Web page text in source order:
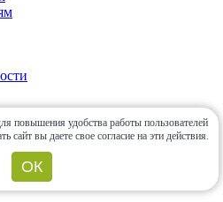
повышения удобства работы пользователей
сайт вы даете свое согласие на эти действия.
ОК